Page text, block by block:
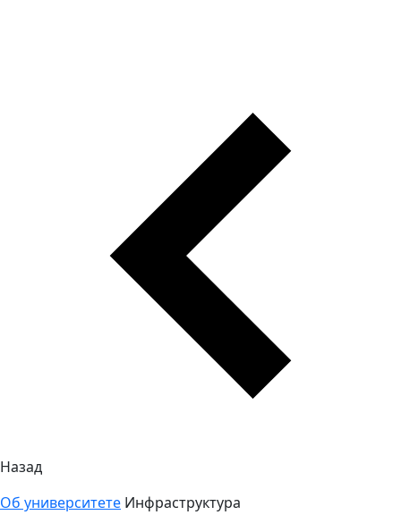
Назад
Об университете Инфраструктура